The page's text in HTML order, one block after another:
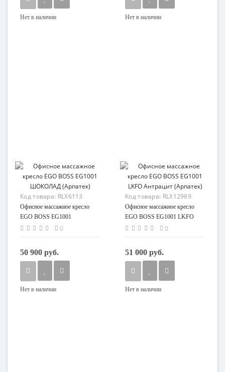
Нет в наличии Нет в наличии
Код товара: RLX6113
Офисное массажное кресло
EGO BOSS EG1001
ШОКОЛАД (Арпатек)
0
50 900 руб.
Нет в наличии
Код товара: RLX12989
Офисное массажное кресло
EGO BOSS EG1001 LKFO
Антрацит (Арпатек)
0
51 000 руб.
Нет в наличии